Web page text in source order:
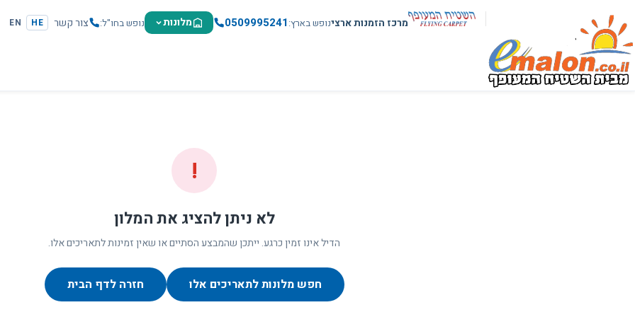
מרכז הזמנות ארצינופש בארץ 0509995241 מלונות נופש בחו"ל צור קשר HE
EN
!
לא ניתן להציג את המלון
הדיל אינו זמין כרגע. ייתכן שהמבצע הסתיים או שאין זמינות לתאריכים אלו.
חפש מלונות לתאריכים אלו חזרה לדף הבית